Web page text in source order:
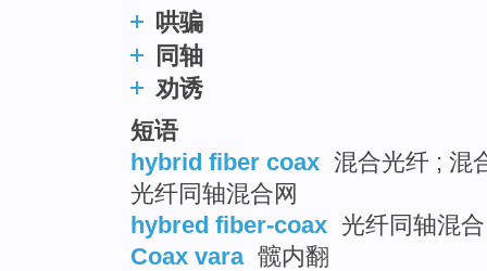
哄骗
同轴
劝诱
短语
hybrid fiber coax 混合光纤 ; 混
光纤同轴混合网
hybred fiber-coax 光纤同轴混合
Coax vara 髋内翻